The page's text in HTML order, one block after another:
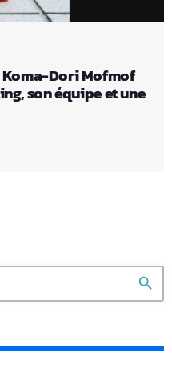
Dori Mofmof
son équipe et une
search